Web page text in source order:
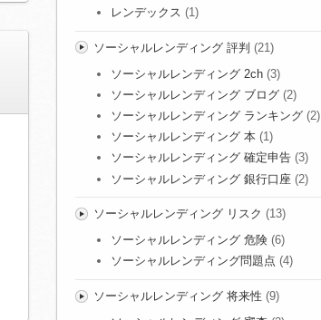
レンデックス (1)
ソーシャルレンディング 評判 (21)
ソーシャルレンディング 2ch (3)
ソーシャルレンディング ブログ (2)
ソーシャルレンディング ランキング (2)
ソーシャルレンディング 本 (1)
ソーシャルレンディング 確定申告 (3)
ソーシャルレンディング 銀行口座 (2)
ソーシャルレンディング リスク (13)
ソーシャルレンディング 危険 (6)
ソーシャルレンディング問題点 (4)
ソーシャルレンディング 将来性 (9)